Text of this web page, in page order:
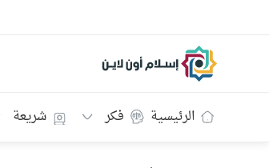
إسلام أون لاين
الرئيسية فكر شريعة